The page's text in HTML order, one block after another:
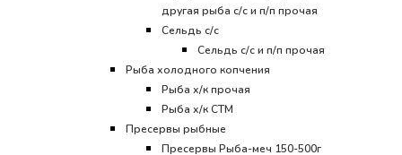
другая рыба с/с и п/п прочая
Сельдь с/с
Сельдь с/с и п/п прочая
Рыба холодного копчения
Рыба х/к прочая
Рыба х/к СТМ
Пресервы рыбные
Пресервы Рыба-меч 150-500г